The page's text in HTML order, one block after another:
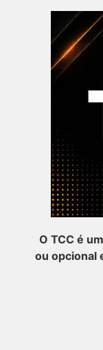
O TCC é
ou opcional